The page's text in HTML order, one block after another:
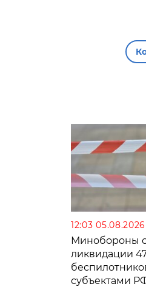
12:03 05.08.2026
Минобороны
ликвидации
субъектами